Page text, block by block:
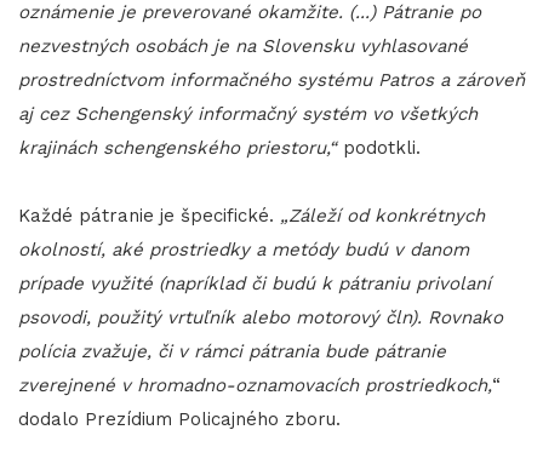
oznámenie je preverované okamžite. (...) Pátranie po
nezvestných osobách je na Slovensku vyhlasované
prostredníctvom informačného systému Patros a zároveň
aj cez Schengenský informačný systém vo všetkých
krajinách schengenského priestoru,“podotkli.
Každé pátranie je špecifické. „Záleží od konkrétnych
okolností, aké prostriedky a metódy budú v danom
prípade využité (napríklad či budú k pátraniu privolaní
psovodi, použitý vrtuľník alebo motorový čln). Rovnako
polícia zvažuje, či v rámci pátrania bude pátranie
zverejnené v hromadno-oznamovacích prostriedkoch,“
dodalo Prezídium Policajného zboru.